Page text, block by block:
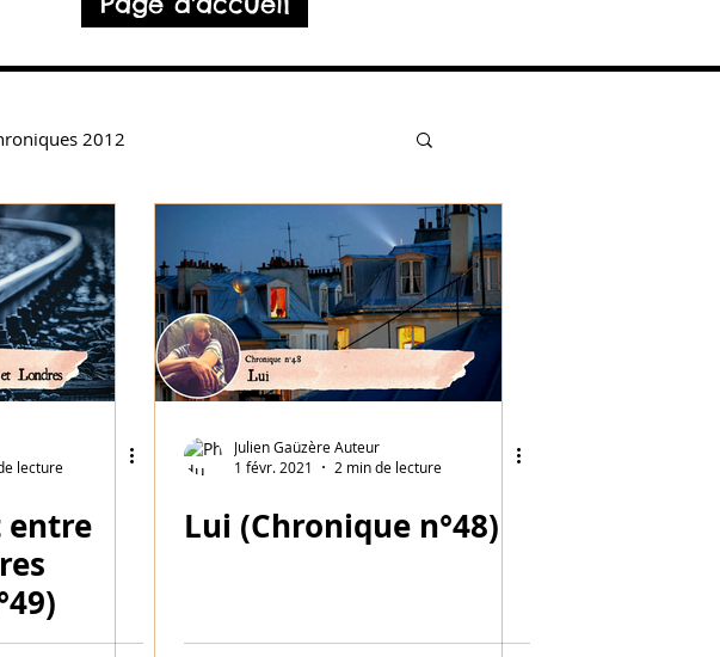
2012
19 Chroniques Grandes Terres 2019
lecture
entre
Julien Gaüzère Auteur
1 févr. 2021
2 min de lecture
Lui (Chronique n°48)